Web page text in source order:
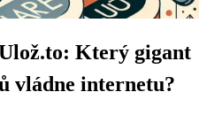
Který gigant
vládne internetu?